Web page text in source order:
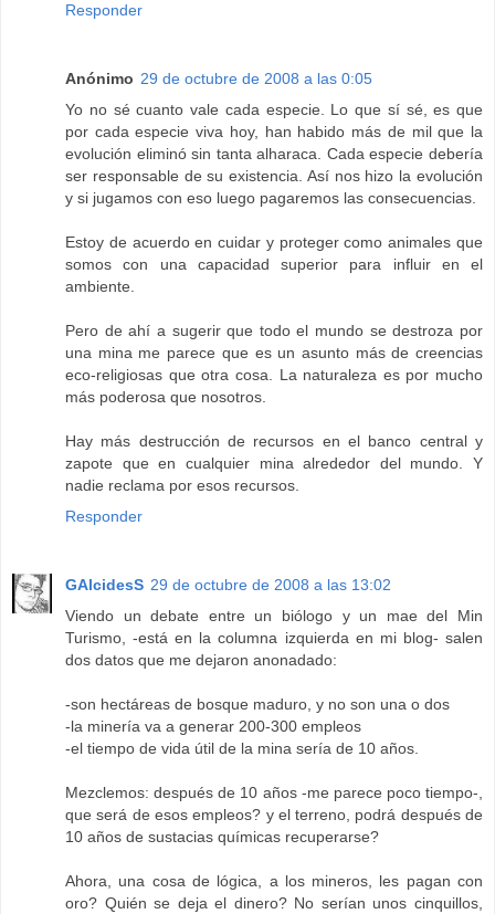
Responder
Anónimo 29 de octubre de 2008 a las 0:05
Yo no sé cuanto vale cada especie. Lo que sí sé, es que
por cada especie viva hoy, han habido más de mil que la
evolución eliminó sin tanta alharaca. Cada especie debería
ser responsable de su existencia. Así nos hizo la evolución
y si jugamos con eso luego pagaremos las consecuencias.
Estoy de acuerdo en cuidar y proteger como animales que
somos con una capacidad superior para influir en el
ambiente.
Pero de ahí a sugerir que todo el mundo se destroza por
una mina me parece que es un asunto más de creencias
eco-religiosas que otra cosa. La naturaleza es por mucho
más poderosa que nosotros.
Hay más destrucción de recursos en el banco central y
zapote que en cualquier mina alrededor del mundo. Y
nadie reclama por esos recursos.
Responder
GAlcidesS 29 de octubre de 2008 a las 13:02
Viendo un debate entre un biólogo y un mae del Min
Turismo, -está en la columna izquierda en mi blog- salen
dos datos que me dejaron anonadado:
-son hectáreas de bosque maduro, y no son una o dos
-la minería va a generar 200-300 empleos
-el tiempo de vida útil de la mina sería de 10 años.
Mezclemos: después de 10 años -me parece poco tiempo-,
que será de esos empleos? y el terreno, podrá después de
10 años de sustacias químicas recuperarse?
Ahora, una cosa de lógica, a los mineros, les pagan con
oro? Quién se deja el dinero? No serían unos cinquillos,